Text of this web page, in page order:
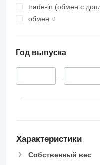
trade-in (обмен с
обмен
Год выпуска
–
Характеристики
Собственный вес